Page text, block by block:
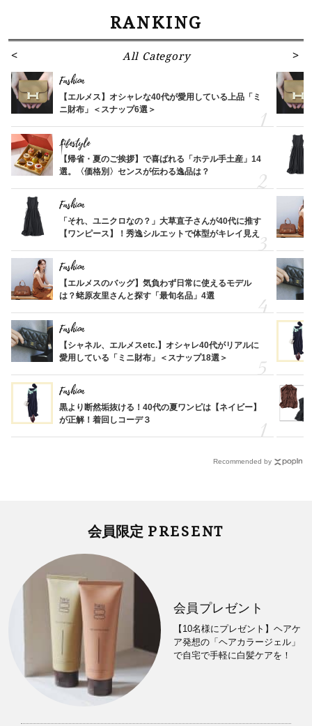
RANKING
All Category
Fashion
【エルメス】オシャレな40代が愛用している上品「ミ
ニ財布」＜スナップ6選＞
Lifestyle
【帰省・夏のご挨拶】で喜ばれる「ホテル手土産」14
選。〈価格別〉センスが伝わる逸品は？
Fashion
「それ、ユニクロなの？」大草直子さんが40代に推す
【ワンピース】！秀逸シルエットで体型がキレイ見え
Fashion
【エルメスのバッグ】気負わず日常に使えるモデル
は？蛯原友里さんと探す「最旬名品」4選
Fashion
【シャネル、エルメスetc.】オシャレ40代がリアルに
愛用している「ミニ財布」＜スナップ18選＞
Fashion
黒より断然垢抜ける！40代の夏ワンピは【ネイビー】
が正解！着回しコーデ３
Recommended by
会員限定 PRESENT
会員プレゼント
【10名様にプレゼント】ヘアケ
ア発想の「ヘアカラージェル」
で自宅で手軽に白髪ケアを！